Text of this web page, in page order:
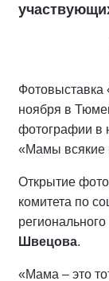
Фотовыставка
ноября в
фотографии в
«Мамы всякие
Открытие
комитета по
Швецова.
«Мама – это